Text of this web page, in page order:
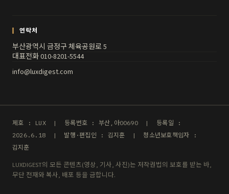
연락처
부산광역시 금정구 체육공원로 5
대표전화 010-8201-5544
info@luxdigest.com
제호 : LUX | 등록번호 : 부산,아00690 | 등록일 :
2026.6.18 | 발행·편집인 : 김지훈 | 청소년보호책임자 :
김지훈
LUXDIGEST의 모든 콘텐츠(영상, 기사, 사진)는 저작권법의 보호를 받는 바,
무단 전재와 복사, 배포 등을 금합니다.